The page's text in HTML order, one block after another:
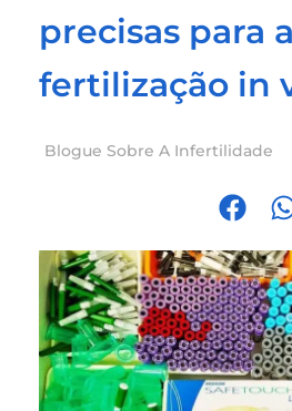
precisas para a
fertilização in
Blogue Sobre A Infertilidade